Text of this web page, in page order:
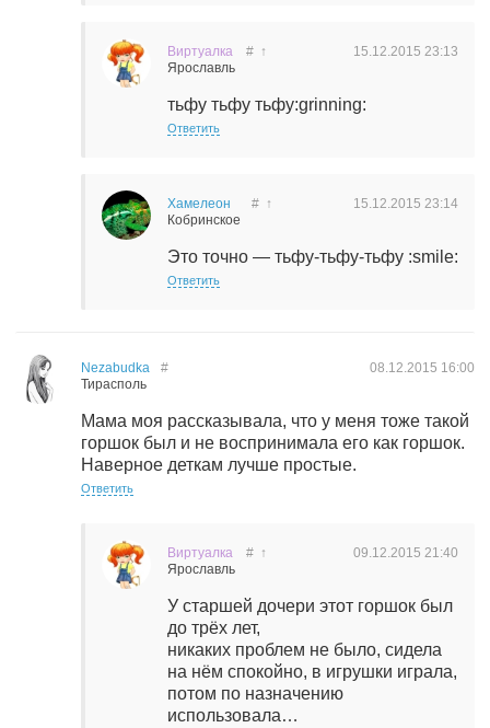
Виртуалка
Ярославль
15.12.2015 23:13
# ↑
тьфу тьфу тьфу:grinning:
Ответить
Хамелеон
Кобринское
15.12.2015 23:14
# ↑
Это точно — тьфу-тьфу-тьфу :smile:
Ответить
Nezabudka
Тирасполь
08.12.2015 16:00
#
Мама моя рассказывала, что у меня тоже такой
горшок был и не воспринимала его как горшок.
Наверное деткам лучше простые.
Ответить
Виртуалка
Ярославль
09.12.2015 21:40
# ↑
У старшей дочери этот горшок был
до трёх лет,
никаких проблем не было, сидела
на нём спокойно, в игрушки играла,
потом по назначению
использовала…